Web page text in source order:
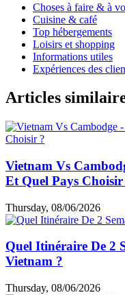
Choses à faire & à
Cuisine & café
Top hébergements
Loisirs et shopping
Informations utiles
Expériences des
Articles
Vietnam Vs
Et Quel Pays Choisir
Thursday, 08/06/2026
Quel Itinéraire De 2
Vietnam ?
Thursday, 08/06/2026